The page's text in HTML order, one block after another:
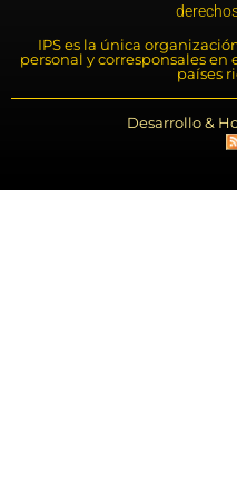
IPS es la única
personal y corresponsales
países
Desarrollo &